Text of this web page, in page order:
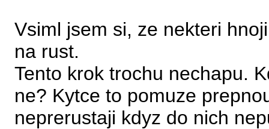
Vsiml jsem si, ze nekteri
na rust.
Tento krok trochu nechapu.
ne? Kytce to pomuze
neprerustaji kdyz do nich